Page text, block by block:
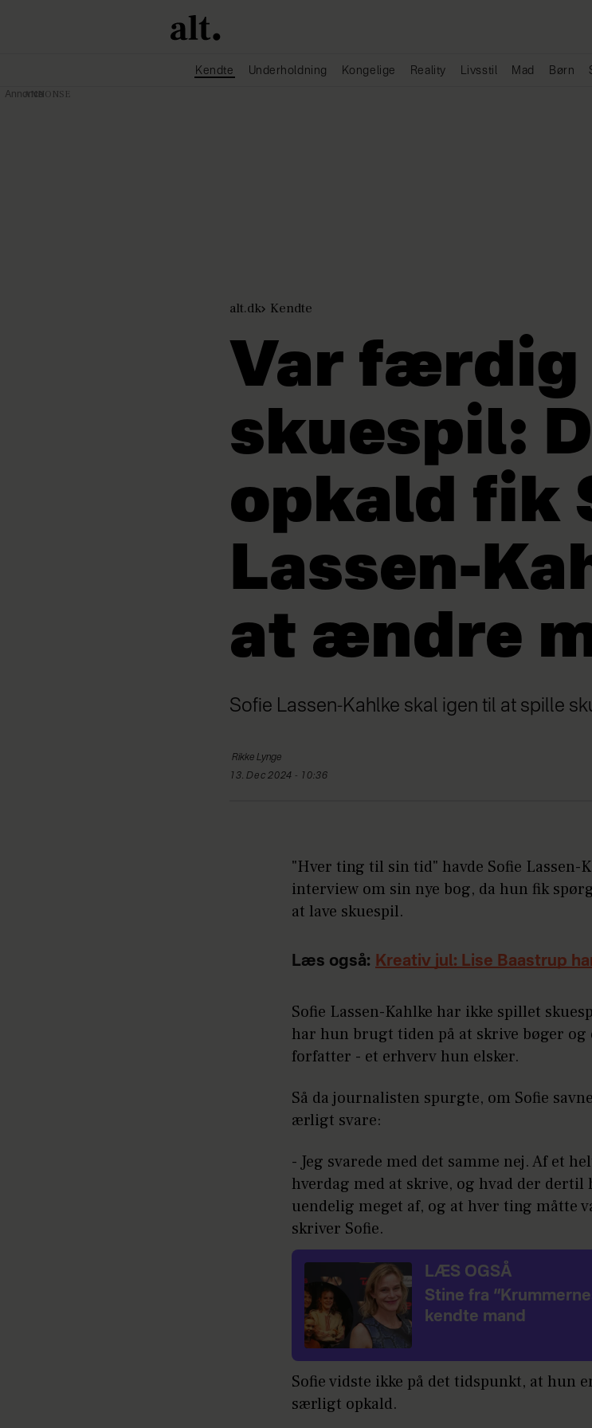
Kendte Underholdning Kongelige Reality Livsstil Mad Børn
alt.dk Kendte
Var færdig
skuespil:
opkald fik
Lassen-
at ændre
Sofie Lassen-Kahlke skal igen til at spille
Rikke Lynge
13. Dec 2024 - 10:36
"Hver ting til sin tid" havde Sofie Lassen-
interview om sin nye bog, da hun fik
at lave skuespil.
Læs også: Kreativ jul: Lise Baastrup
Sofie Lassen-Kahlke har ikke spillet
har hun brugt tiden på at skrive bøger og
forfatter - et erhverv hun elsker.
Så da journalisten spurgte, om Sofie
ærligt svare:
- Jeg svarede med det samme nej. Af et
hverdag med at skrive, og hvad der dertil
uendelig meget af, og at hver ting måtte
skriver Sofie.
LÆS OGSÅ
Stine fra
kendte mand
Sofie vidste ikke på det tidspunkt, at hun
særligt opkald.
Annonce